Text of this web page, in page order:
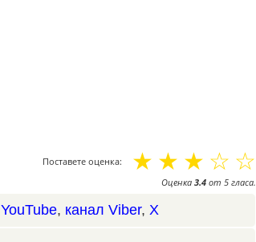
Поставете оценка: ☆
☆
☆
☆
☆
Оценка 3.4от 5гласа.
YouTube, канал Viber, X